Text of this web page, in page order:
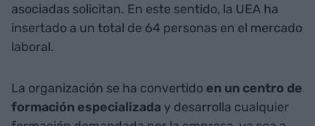
asociadas solicitan. En este sentido, la UEA ha
insertado a un total de 64 personas en el mercado
laboral.
La organización se ha convertido en un centro de
formación especializada y desarrolla cualquier